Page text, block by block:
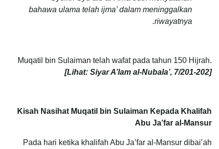
bahawa ulama telah ijma’ dalam meninggalkan
riwayatnya.
Muqatil bin Sulaiman telah wafat pada tahun 150 Hijrah.
[Lihat: Siyar A’lam al-Nubala’, 7/201-202]
Kisah Nasihat Muqatil bin Sulaiman Kepada Khalifah
Abu Ja’far al-Mansur
Pada hari ketika khalifah Abu Ja’far al-Mansur dibai’ah